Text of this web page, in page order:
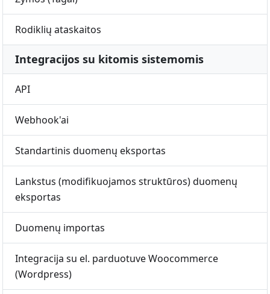
Rodiklių ataskaitos
Integracijos su kitomis sistemomis
API
Webhook'ai
Standartinis duomenų eksportas
Lankstus (modifikuojamos struktūros) duomenų
eksportas
Duomenų importas
Integracija su el. parduotuve Woocommerce
(Wordpress)